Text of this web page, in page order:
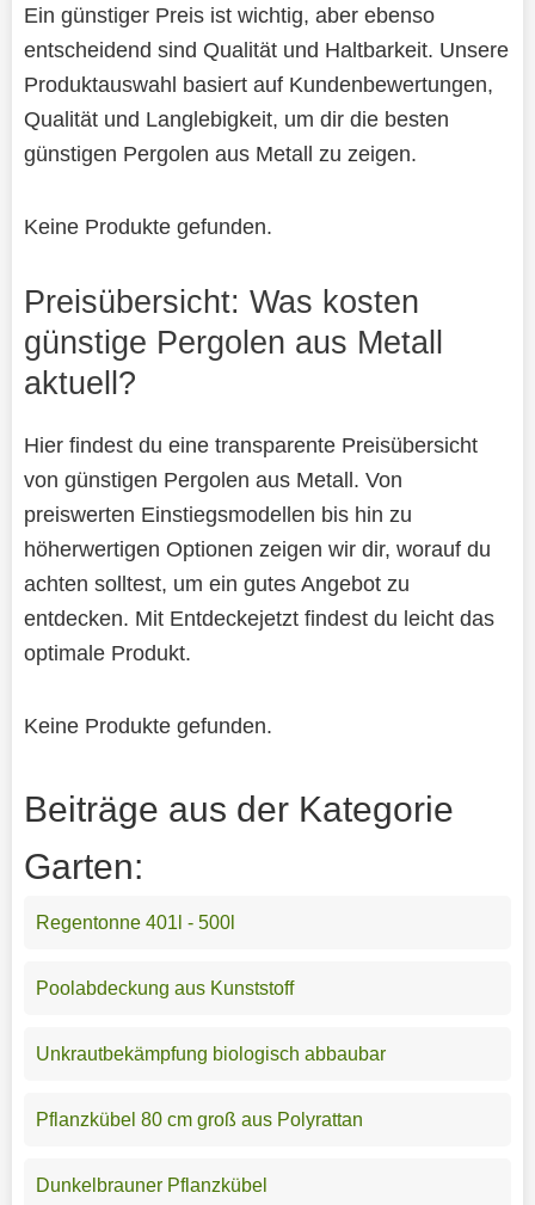
Ein günstiger Preis ist wichtig, aber ebenso
entscheidend sind Qualität und Haltbarkeit. Unsere
Produktauswahl basiert auf Kundenbewertungen,
Qualität und Langlebigkeit, um dir die besten
günstigen Pergolen aus Metall zu zeigen.
Keine Produkte gefunden.
Preisübersicht: Was kosten
günstige Pergolen aus Metall
aktuell?
Hier findest du eine transparente Preisübersicht
von günstigen Pergolen aus Metall. Von
preiswerten Einstiegsmodellen bis hin zu
höherwertigen Optionen zeigen wir dir, worauf du
achten solltest, um ein gutes Angebot zu
entdecken. Mit Entdeckejetzt findest du leicht das
optimale Produkt.
Keine Produkte gefunden.
Beiträge aus der Kategorie
Garten:
Regentonne 401l - 500l
Poolabdeckung aus Kunststoff
Unkrautbekämpfung biologisch abbaubar
Pflanzkübel 80 cm groß aus Polyrattan
Dunkelbrauner Pflanzkübel